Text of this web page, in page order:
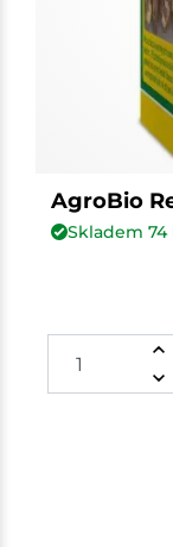
AgroBio
Skladem 74